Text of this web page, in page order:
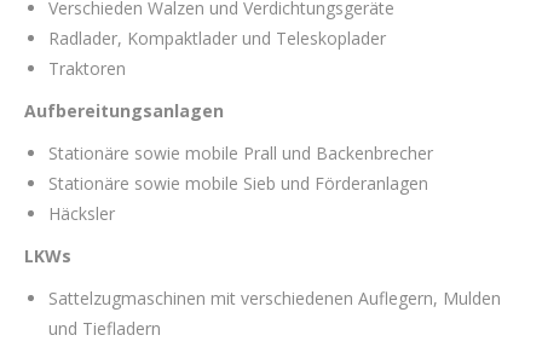
Verschieden Walzen und Verdichtungsgeräte
Radlader, Kompaktlader und Teleskoplader
Traktoren
Aufbereitungsanlagen
Stationäre sowie mobile Prall und Backenbrecher
Stationäre sowie mobile Sieb und Förderanlagen
Häcksler
LKWs
Sattelzugmaschinen mit verschiedenen Auflegern, Mulden
und Tiefladern